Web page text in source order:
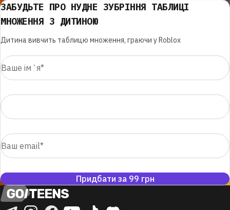
ЗАБУДЬТЕ ПРО НУДНЕ ЗУБРІННЯ ТАБЛИЦІ
МНОЖЕННЯ З ДИТИНОЮ
Дитина вивчить таблицю множення, граючи у Roblox
Придбати за 99 грн